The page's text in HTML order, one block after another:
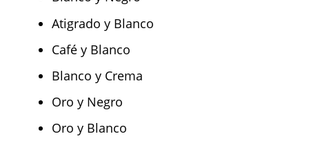
Atigrado y Blanco
Café y Blanco
Blanco y Crema
Oro y Negro
Oro y Blanco